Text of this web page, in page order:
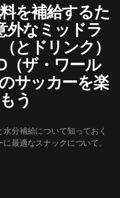
を補給するた
外なミッドラ
とドリンク）
（ザ・ワール
サッカーを楽
う
分補給について知っておく
最適なスナックについて。